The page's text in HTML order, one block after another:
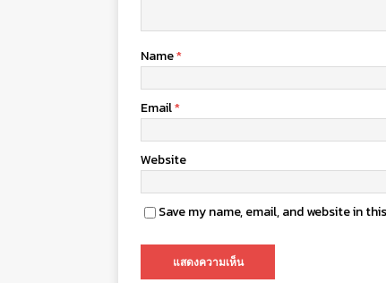
Name*
Email*
Website
Save my name, email, and website in